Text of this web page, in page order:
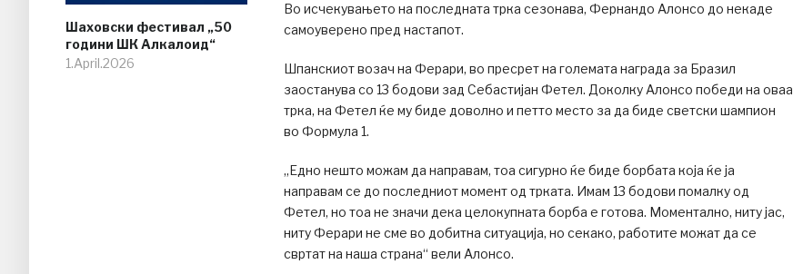
Шаховски фестивал „50
години ШК Алкалоид“
1.April.2026
Во исчекувањето на последната трка сезонава, Фернандо Алонсо до некаде
самоуверено пред настапот.
Шпанскиот возач на Ферари, во пресрет на големата награда за Бразил
заостанува со 13 бодови зад Себастијан Фетел. Доколку Алонсо победи на оваа
трка, на Фетел ќе му биде доволно и петто место за да биде светски шампион
во Формула 1.
„Едно нешто можам да направам, тоа сигурно ќе биде борбата која ќе ја
направам се до последниот момент од трката. Имам 13 бодови помалку од
Фетел, но тоа не значи дека целокупната борба е готова. Моментално, ниту јас,
ниту Ферари не сме во добитна ситуација, но секако, работите можат да се
свртат на наша страна“ вели Алонсо.